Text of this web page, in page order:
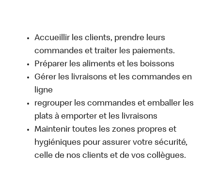
Accueillir les clients, prendre leurs
commandes et traiter les paiements.
Préparer les aliments et les boissons
Gérer les livraisons et les commandes en
ligne
regrouper les commandes et emballer les
plats à emporter et les livraisons
Maintenir toutes les zones propres et
hygiéniques pour assurer votre sécurité,
celle de nos clients et de vos collègues.